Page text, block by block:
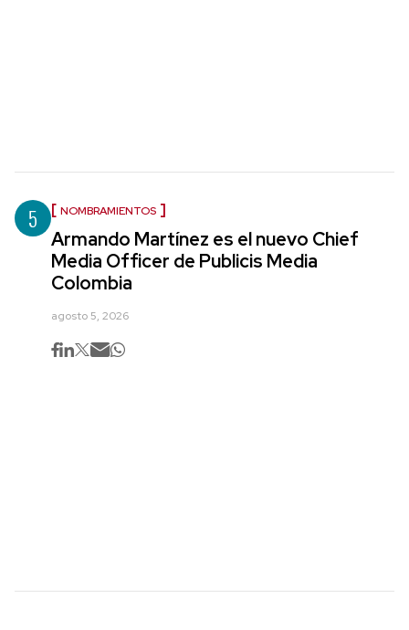
5 NOMBRAMIENTOS
Armando Martínez es el nuevo Chief
Media Officer de Publicis Media
Colombia
agosto 5, 2026